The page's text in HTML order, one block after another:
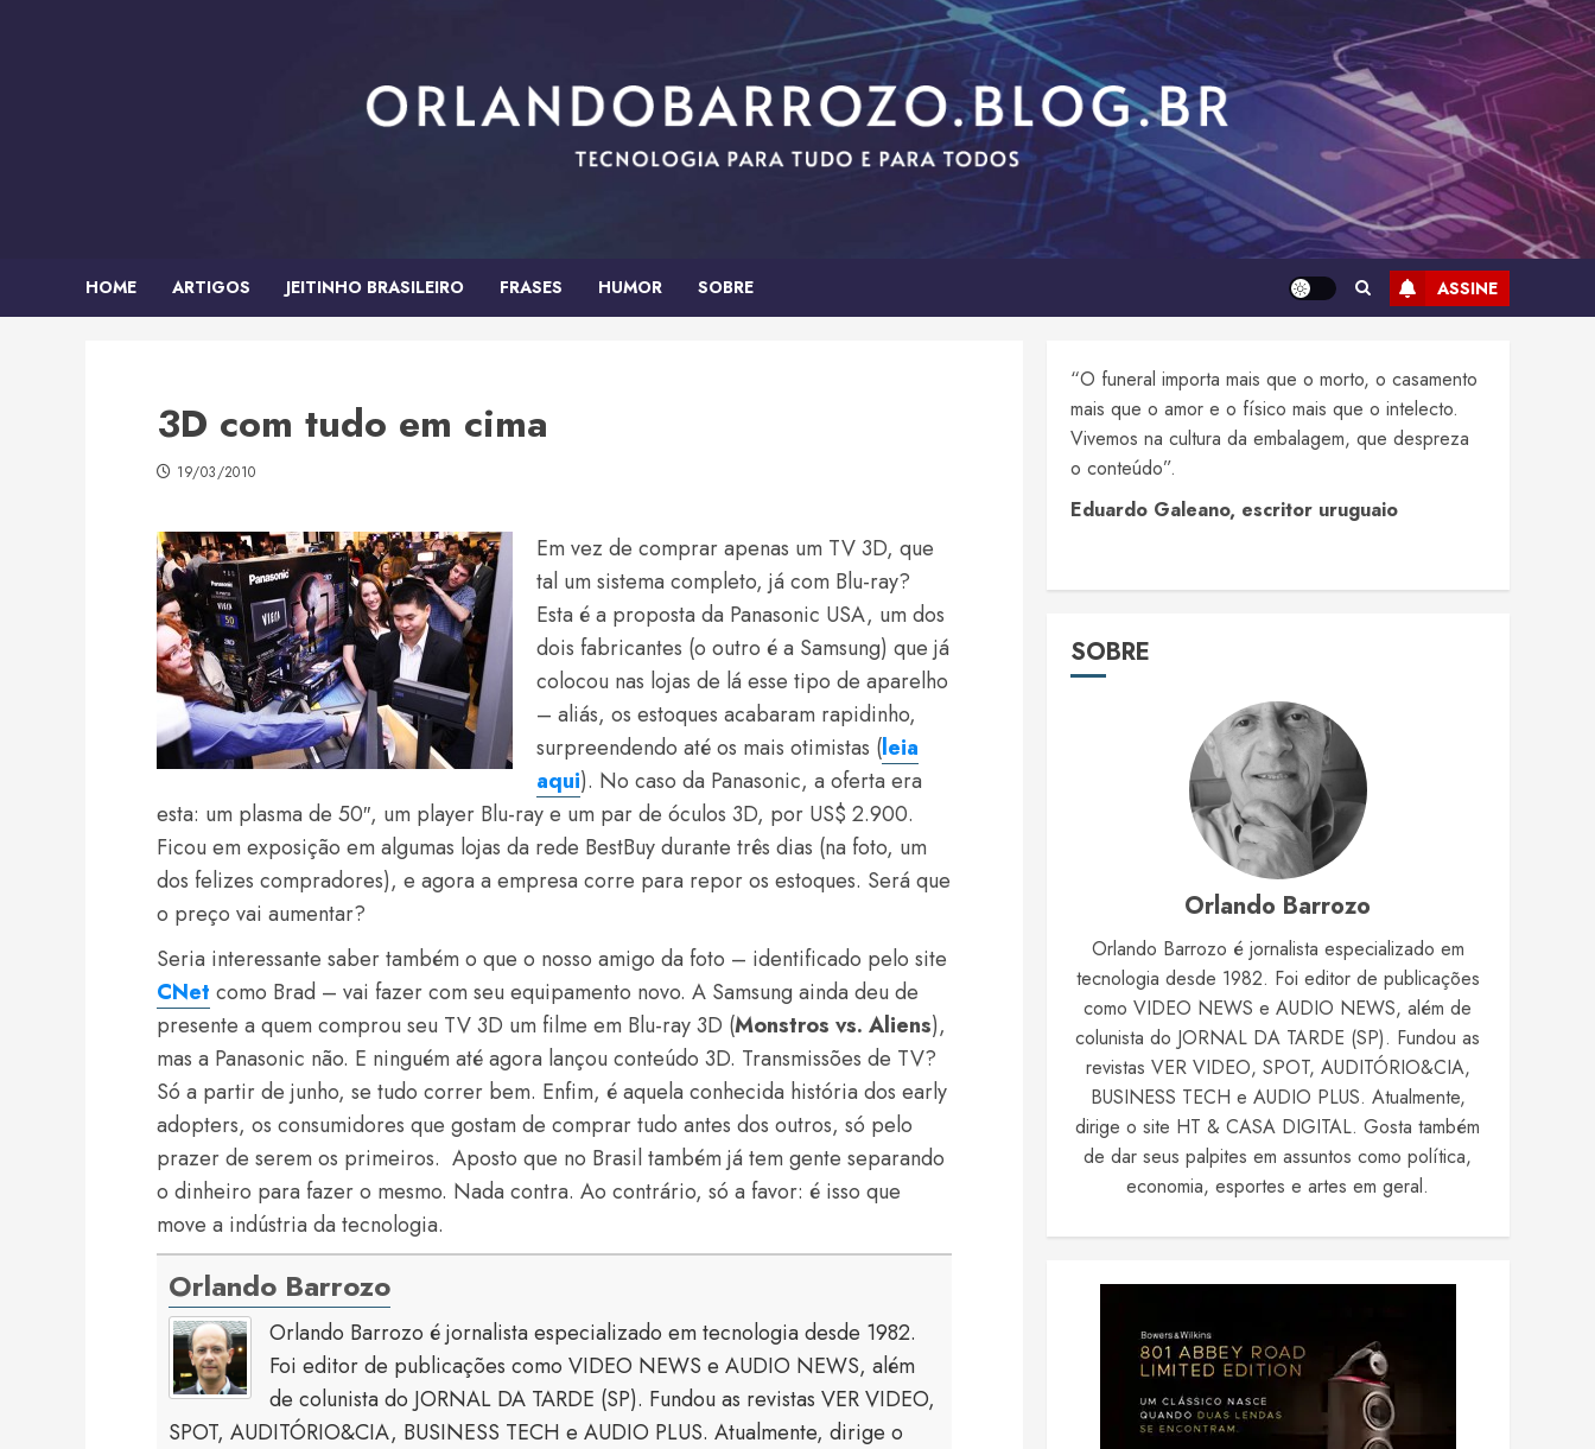
HOME ARTIGOS JEITINHO BRASILEIRO FRASES HUMOR SOBRE ASSINE
3D com tudo em cima
19/03/2010
Em vez de comprar apenas um TV 3D, que
tal um sistema completo, já com Blu-ray?
Esta é a proposta da Panasonic USA, um dos
dois fabricantes (o outro é a Samsung) que já
colocou nas lojas de lá esse tipo de aparelho
– aliás, os estoques acabaram rapidinho,
surpreendendo até os mais otimistas (leia
aqui). No caso da Panasonic, a oferta era
esta: um plasma de 50″, um player Blu-ray e um par de óculos 3D, por US$ 2.900.
Ficou em exposição em algumas lojas da rede BestBuy durante três dias (na foto, um
dos felizes compradores), e agora a empresa corre para repor os estoques. Será que
o preço vai aumentar?
Seria interessante saber também o que o nosso amigo da foto – identificado pelo site
CNet como Brad – vai fazer com seu equipamento novo. A Samsung ainda deu de
presente a quem comprou seu TV 3D um filme em Blu-ray 3D (Monstros vs. Aliens),
mas a Panasonic não. E ninguém até agora lançou conteúdo 3D. Transmissões de TV?
Só a partir de junho, se tudo correr bem. Enfim, é aquela conhecida história dos early
adopters, os consumidores que gostam de comprar tudo antes dos outros, só pelo
prazer de serem os primeiros. Aposto que no Brasil também já tem gente separando
o dinheiro para fazer o mesmo. Nada contra. Ao contrário, só a favor: é isso que
move a indústria da tecnologia.
Orlando Barrozo
Orlando Barrozo é jornalista especializado em tecnologia desde 1982.
Foi editor de publicações como VIDEO NEWS e AUDIO NEWS, além
de colunista do JORNAL DA TARDE (SP). Fundou as revistas VER VIDEO,
SPOT, AUDITÓRIO&CIA, BUSINESS TECH e AUDIO PLUS. Atualmente, dirige o
“O funeral importa mais que o morto, o casamento
mais que o amor e o físico mais que o intelecto.
Vivemos na cultura da embalagem, que despreza
o conteúdo”.
Eduardo Galeano, escritor uruguaio
SOBRE
Orlando Barrozo
Orlando Barrozo é jornalista especializado em
tecnologia desde 1982. Foi editor de publicações
como VIDEO NEWS e AUDIO NEWS, além de
colunista do JORNAL DA TARDE (SP). Fundou as
revistas VER VIDEO, SPOT, AUDITÓRIO&CIA,
BUSINESS TECH e AUDIO PLUS. Atualmente,
dirige o site HT & CASA DIGITAL. Gosta também
de dar seus palpites em assuntos como política,
economia, esportes e artes em geral.